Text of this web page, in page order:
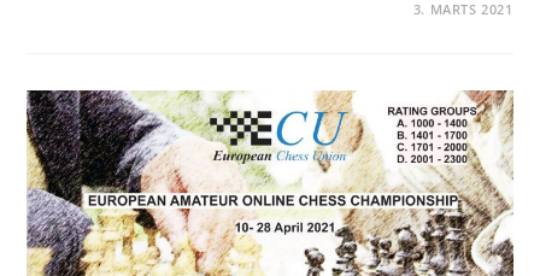
3. MARTS 2021